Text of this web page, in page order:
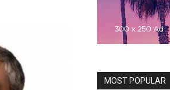
MOST POPULAR